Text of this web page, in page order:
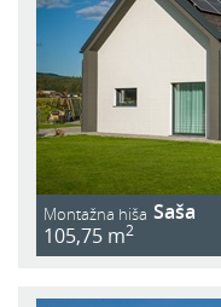
Montažna hiša Saša
105,75 m2